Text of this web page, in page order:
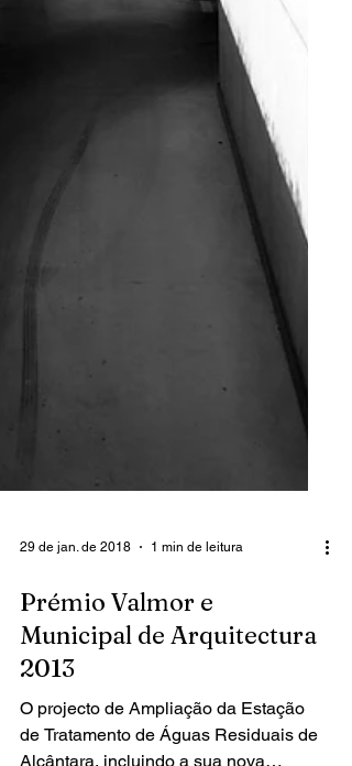
29 de jan. de 2018 1 min de leitura
Prémio Valmor e
Municipal de Arquitectura
2013
O projecto de Ampliação da Estação